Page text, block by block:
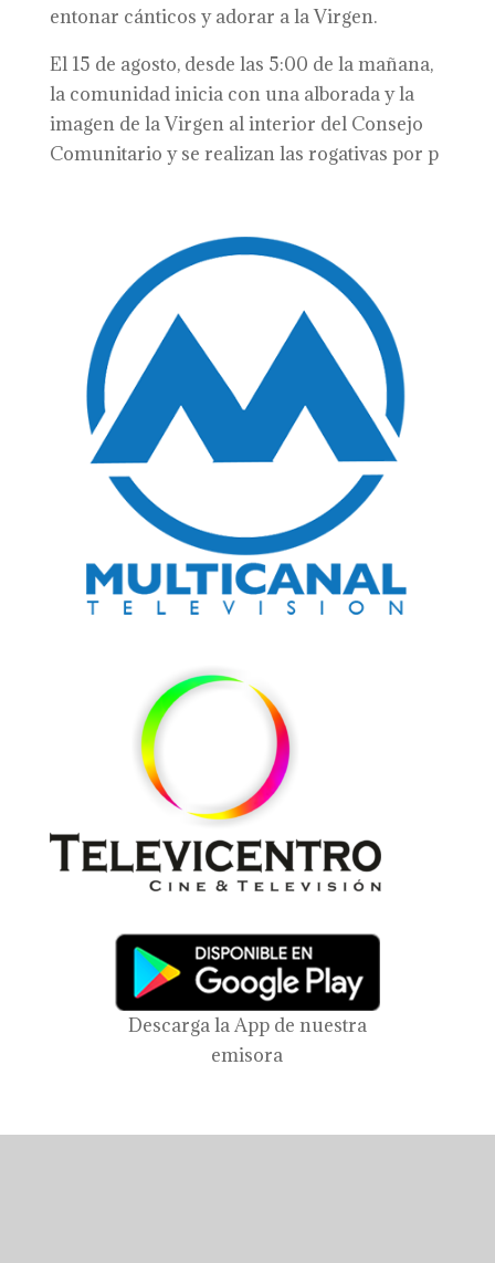
entonar cánticos y adorar a la Virgen.
El 15 de agosto, desde las 5:00 de la mañana,
la comunidad inicia con una alborada y la
imagen de la Virgen al interior del Consejo
Comunitario y se realizan las rogativas por p
Descarga la App de nuestra
emisora